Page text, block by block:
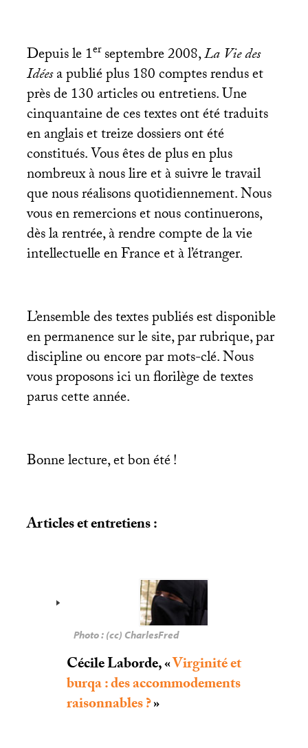
Depuis le 1erseptembre 2008,La Vie des
Idéesa publié plus 180 comptes rendus et
près de 130 articles ou entretiens. Une
cinquantaine de ces textes ont été traduits
en anglais et treize dossiers ont été
constitués. Vous êtes de plus en plus
nombreux à nous lire et à suivre le travail
que nous réalisons quotidiennement. Nous
vous en remercions et nous continuerons,
dès la rentrée, à rendre compte de la vie
intellectuelle en France et à l’étranger.
L’ensemble des textes publiés est disponible
en permanence sur le site, par rubrique, par
discipline ou encore par mots-clé. Nous
vous proposons ici un florilège de textes
parus cette année.
Bonne lecture, et bon été!
Articles et entretiens :
Photo : (cc) CharlesFred
Cécile Laborde, «Virginité et
burqa : des accommodements
raisonnables?»